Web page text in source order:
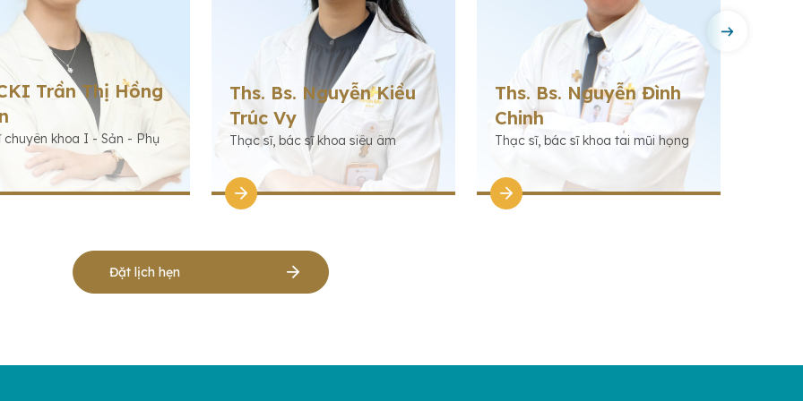
Trần Thị Hồng
chuyên khoa I - Sản - Phụ
Ths. Bs. Nguyễn Kiều
Trúc Vy
Thạc sĩ, bác sĩ khoa siêu âm
Ths. Bs. Nguyễn Đình
Chinh
Thạc sĩ, bác sĩ khoa tai mũi họng
Đặt lịch hẹn